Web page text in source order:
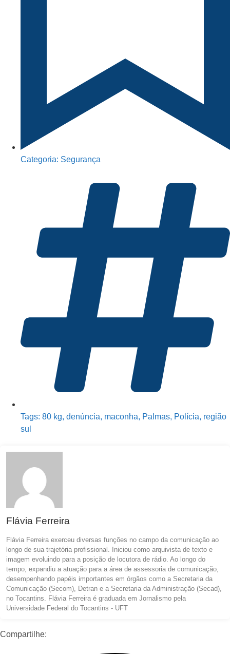
Categoria: Segurança
Tags: 80 kg, denúncia, maconha, Palmas, Polícia, região
sul
Flávia Ferreira
Flávia Ferreira exerceu diversas funções no campo da comunicação ao
longo de sua trajetória profissional. Iniciou como arquivista de texto e
imagem evoluindo para a posição de locutora de rádio. Ao longo do
tempo, expandiu a atuação para a área de assessoria de comunicação,
desempenhando papéis importantes em órgãos como a Secretaria da
Comunicação (Secom), Detran e a Secretaria da Administração (Secad),
no Tocantins. Flávia Ferreira é graduada em Jornalismo pela
Universidade Federal do Tocantins - UFT
Compartilhe: